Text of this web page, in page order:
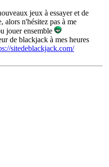
jeux à essayer et de
alors n'hésitez pas à me
jouer ensemble
de blackjack à mes heures
sitedeblackjack.com/